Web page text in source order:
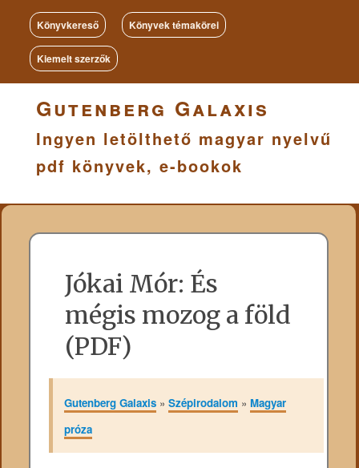
Könyvkereső Könyvek témakörei
Kiemelt szerzők
Gutenberg Galaxis
Ingyen letölthető magyar nyelvű
pdf könyvek, e-bookok
Jókai Mór: És
mégis mozog a föld
(PDF)
Gutenberg Galaxis» Szépirodalom » Magyar
próza